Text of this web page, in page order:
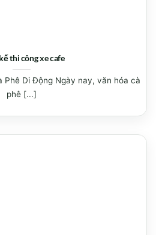
thi công xe cafe
Phê Di Động Ngày nay, văn hóa cà
phê [...]